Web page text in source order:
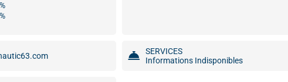
SERVICES
Informations Indisponibles